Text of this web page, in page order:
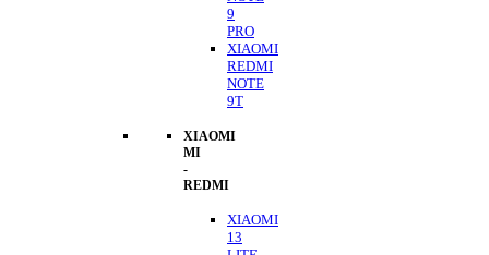
9
PRO
XIAOMI
REDMI
NOTE
9T
XIAOMI
MI
-
REDMI
XIAOMI
13